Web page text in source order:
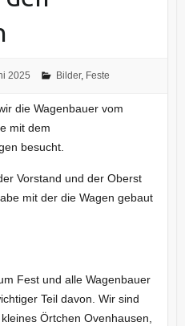
2025 Bilder, Feste
die Wagenbauer vom
mit dem
besucht.
Vorstand und der Oberst
mit der die Wagen gebaut
Fest und alle Wagenbauer
Teil davon. Wir sind
Örtchen Ovenhausen,